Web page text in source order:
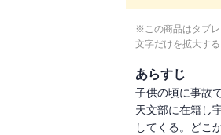
※この商品はタブレ
文字だけを拡大す
あらすじ
子供の頃に事故
天文部に在籍し
してくる。どこ